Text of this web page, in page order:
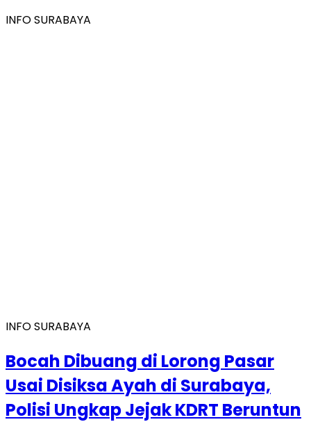
INFO SURABAYA
INFO SURABAYA
Bocah Dibuang di Lorong Pasar
Usai Disiksa Ayah di Surabaya,
Polisi Ungkap Jejak KDRT Beruntun